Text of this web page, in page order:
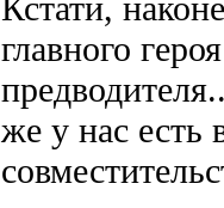
главного
же у нас есть